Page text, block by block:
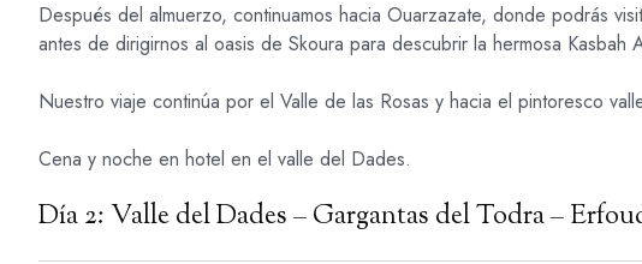
Después del almuerzo, continuamos hacia Ouarzazate, donde podrás
antes de dirigirnos al oasis de Skoura para descubrir la hermosa Kasbah
Nuestro viaje continúa por el Valle de las Rosas y hacia el pintoresco
Cena y noche en hotel en el valle del Dades.
Día 2: Valle del Dades – Gargantas del Todra –